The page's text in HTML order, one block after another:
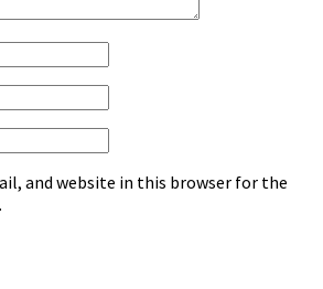
and website in this browser for the